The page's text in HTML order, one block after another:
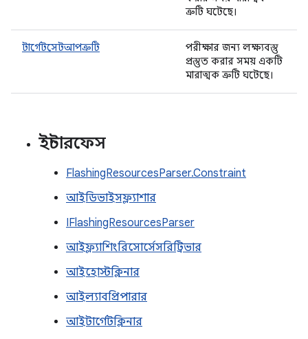
ত্রুটি ঘটেছে।
টার্গেটসেটআপত্রুটি
পরীক্ষার জন্য লক্ষ্যবস্তু
প্রস্তুত করার সময় একটি
মারাত্মক ত্রুটি ঘটেছে।
ইন্টারফেস
FlashingResourcesParser.Constraint
আইডিভাইসফ্ল্যাশার
IFlashingResourcesParser
আইফ্ল্যাশিংরিসোর্সেসরিট্রিভার
আইহোস্টক্লিনার
আইল্যাবপ্রিপারার
আইটার্গেটক্লিনার